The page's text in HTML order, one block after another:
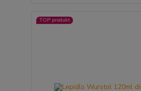
TOP produkt